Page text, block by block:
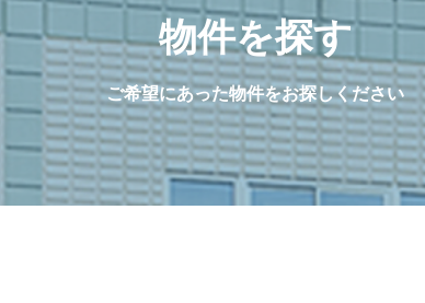
物件を探す
ご希望にあった物件をお探しください